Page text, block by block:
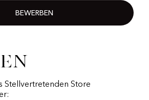
BEWERBEN
Stellvertretenden Store